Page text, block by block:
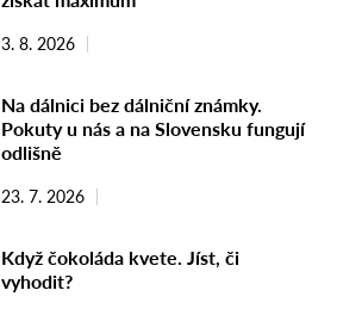
3. 8. 2026
Na dálnici bez dálniční známky.
Pokuty u nás a na Slovensku fungují
odlišně
23. 7. 2026
Když čokoláda kvete. Jíst, či
vyhodit?